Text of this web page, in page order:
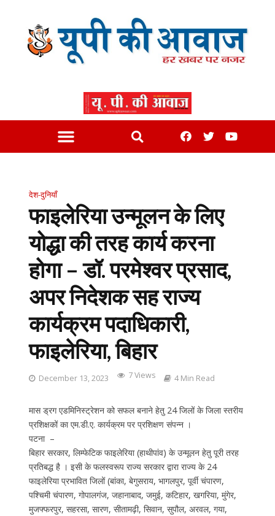
देश-दुनियाँ
फाइलेरिया उन्मूलन के लिए
योद्धा की तरह कार्य करना
होगा – डॉ. परमेश्वर प्रसाद,
अपर निदेशक सह राज्य
कार्यक्रम पदाधिकारी,
फाइलेरिया, बिहार
December 13, 2023 7 Views 4 Min Read
मास ड्रग एडमिनिस्ट्रेशन को सफल बनाने हेतु 24 जिलों के जिला स्तरीय
प्रशिक्षकों का एम.डी.ए. कार्यक्रम पर प्रशिक्षण संपन्न ।
पटना –
बिहार सरकार, लिम्फेटिक फाइलेरिया (हाथीपांव) के उन्मूलन हेतु पूरी तरह
प्रतिबद्ध है । इसी के फलस्वरूप राज्य सरकार द्वारा राज्य के 24
फाइलेरिया प्रभावित जिलों (बांका, बेगुसराय, भागलपुर, पूर्वी चंपारण,
पश्चिमी चंपारण, गोपालगंज, जहानाबाद, जमुई, कटिहार, खगरिया, मुंगेर,
मुजफ्फरपुर, सहरसा, सारण, सीतामढ़ी, सिवान, सुपौल, अरवल, गया,